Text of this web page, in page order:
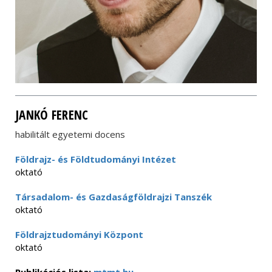
JANKÓ FERENC
habilitált egyetemi docens
Földrajz- és Földtudományi Intézet
oktató
Társadalom- és Gazdaságföldrajzi Tanszék
oktató
Földrajztudományi Központ
oktató